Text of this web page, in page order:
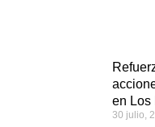
en Los
30 julio,